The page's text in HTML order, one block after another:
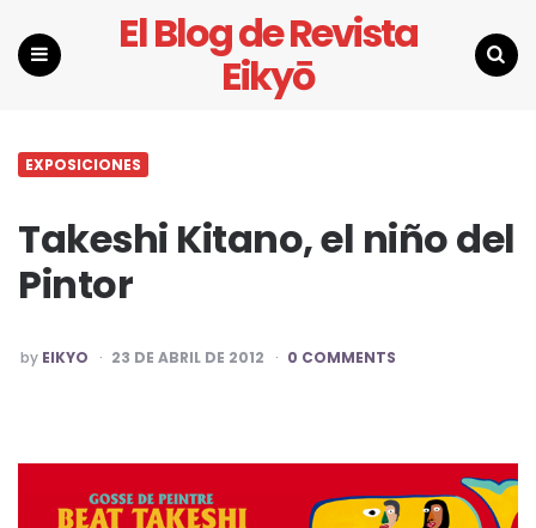
El Blog de Revista
Eikyō
EXPOSICIONES
Takeshi Kitano, el niño del
Pintor
POSTED
BY
by EIKYO 23 DE ABRIL DE 2012 0 COMMENTS